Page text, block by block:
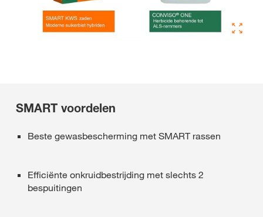
SMART voordelen
Beste gewasbescherming met SMART rassen
Efficiënte onkruidbestrijding met slechts 2
bespuitingen